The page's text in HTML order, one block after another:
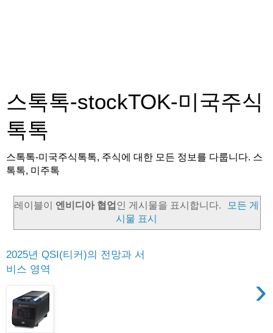
스톡톡-stockTOK-미국주식
톡톡
스톡톡-미국주식톡톡, 주식에 대한 모든 정보를 다룹니다. 스
톡톡, 미주톡
레이블이 엔비디아 협업 인 게시물을 표시합니다.
모든 게
시물 표시
2025년 QSI(티커)의 전망과 서
비스 영역
›